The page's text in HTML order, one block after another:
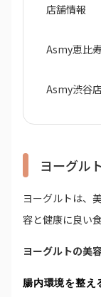
店舗情報
Asmy恵比
Asmy渋谷
ヨーグル
ヨーグルトは、
容と健康に良い食
ヨーグルトの美
腸内環境を整え